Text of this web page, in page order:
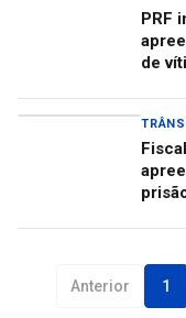
PRF
de
Anterior 1